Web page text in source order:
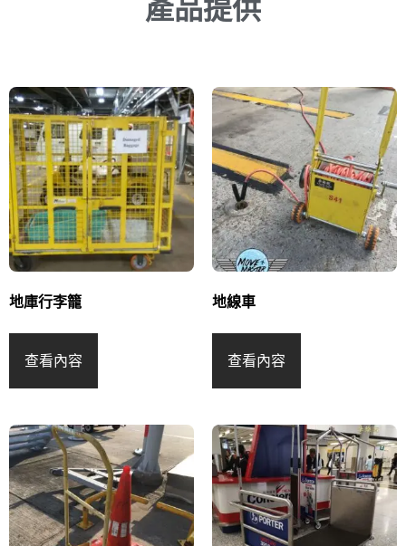
產品提供
地庫行李籠
查看內容
地線車
查看內容